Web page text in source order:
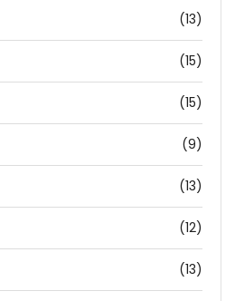
(13)
(15)
(15)
(9)
(13)
(12)
(13)